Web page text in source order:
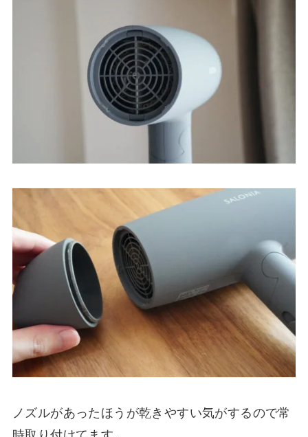
ノズルがあったほうが乾きやすい気がするので常